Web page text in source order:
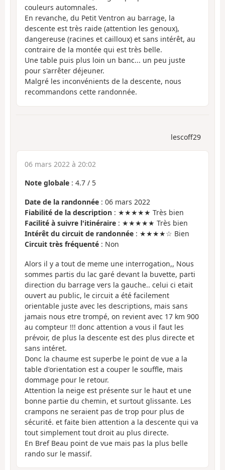
couleurs automnales.
En revanche, du Petit Ventron au barrage, la
descente est très raide (attention les genoux),
dangereuse (racines et cailloux) et sans intérêt, au
contraire de la montée qui est très belle.
Une table puis plus loin un banc... un peu juste
pour s'arrêter déjeuner.
Malgré les inconvénients de la descente, nous
recommandons cette randonnée.
lescoff29
06 mars 2022 à 20:02
Note globale : 4.7 / 5
Date de la randonnée : 06 mars 2022
Fiabilité de la description : ★★★★★ Très bien
Facilité à suivre l'itinéraire : ★★★★★ Très bien
Intérêt du circuit de randonnée : ★★★★☆ Bien
Circuit très fréquenté : Non
Alors il y a tout de meme une interrogation,, Nous
sommes partis du lac garé devant la buvette, parti
direction du barrage vers la gauche.. celui ci etait
ouvert au public, le circuit a été facilement
orientable juste avec les descriptions, mais sans
jamais nous etre trompé, on revient avec 17 km 900
au compteur !!! donc attention a vous il faut les
prévoir, de plus la descente est des plus directe et
sans intéret.
Donc la chaume est superbe le point de vue a la
table d'orientation est a couper le souffle, mais
dommage pour le retour.
Attention la neige est présente sur le haut et une
bonne partie du chemin, et surtout glissante. Les
crampons ne seraient pas de trop pour plus de
sécurité. et faite bien attention a la descente qui va
tout simplement tout droit au plus directe.
En Bref Beau point de vue mais pas la plus belle
rando sur le massif.